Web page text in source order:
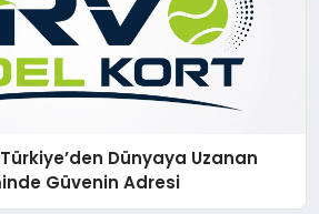
Dünyaya Uzanan
Güvenin Adresi